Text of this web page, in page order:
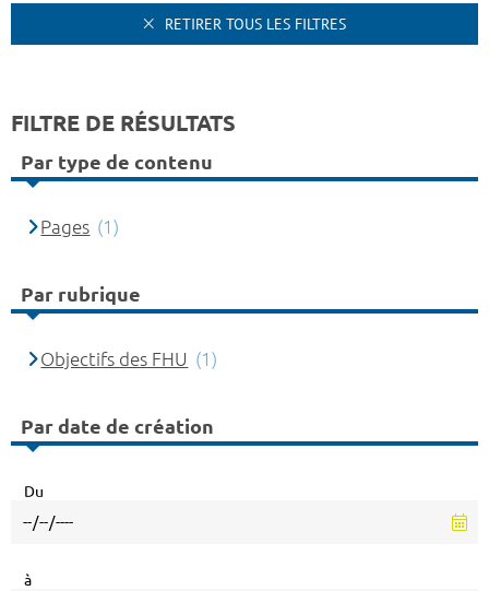
RETIRER TOUS LES FILTRES
FILTRE DE RÉSULTATS
Par type de contenu
Pages (1)
Par rubrique
Objectifs des FHU (1)
Par date de création
Du
à